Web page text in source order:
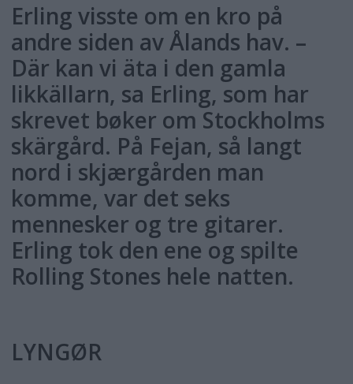
Erling visste om en kro på
andre siden av Ålands hav. –
Där kan vi äta i den gamla
likkällarn, sa Erling, som har
skrevet bøker om Stockholms
skärgård. På Fejan, så langt
nord i skjærgården man
komme, var det seks
mennesker og tre gitarer.
Erling tok den ene og spilte
Rolling Stones hele natten.
LYNGØR